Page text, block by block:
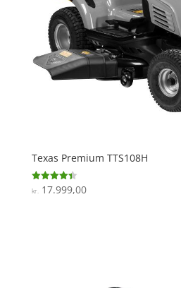
Texas Premium TTS108H
Vurderet
4.4
kr.17.999,00